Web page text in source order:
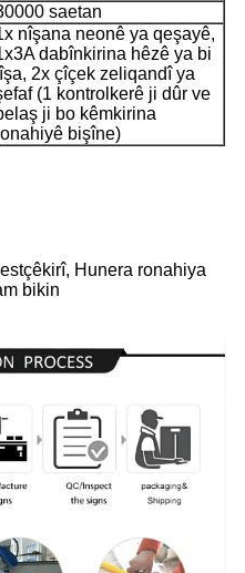
saetan
nîşana neonê ya qeşayê,
dabînkirina hêzê ya bi
2x çîçek zeliqandî ya
(1 kontrolkerê ji dûr ve
ji bo kêmkirina
bişîne)
Hunera ronahiya
bikin